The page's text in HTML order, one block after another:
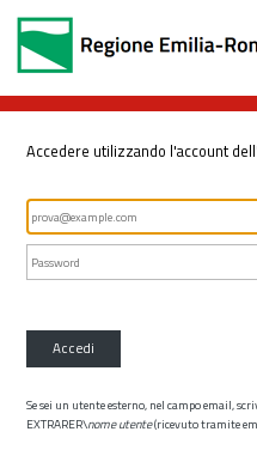
Accedere utilizzando l'account
Accedi
Se sei un utente esterno, nel campo email,
EXTRARER\nome utente(ricevuto tramite